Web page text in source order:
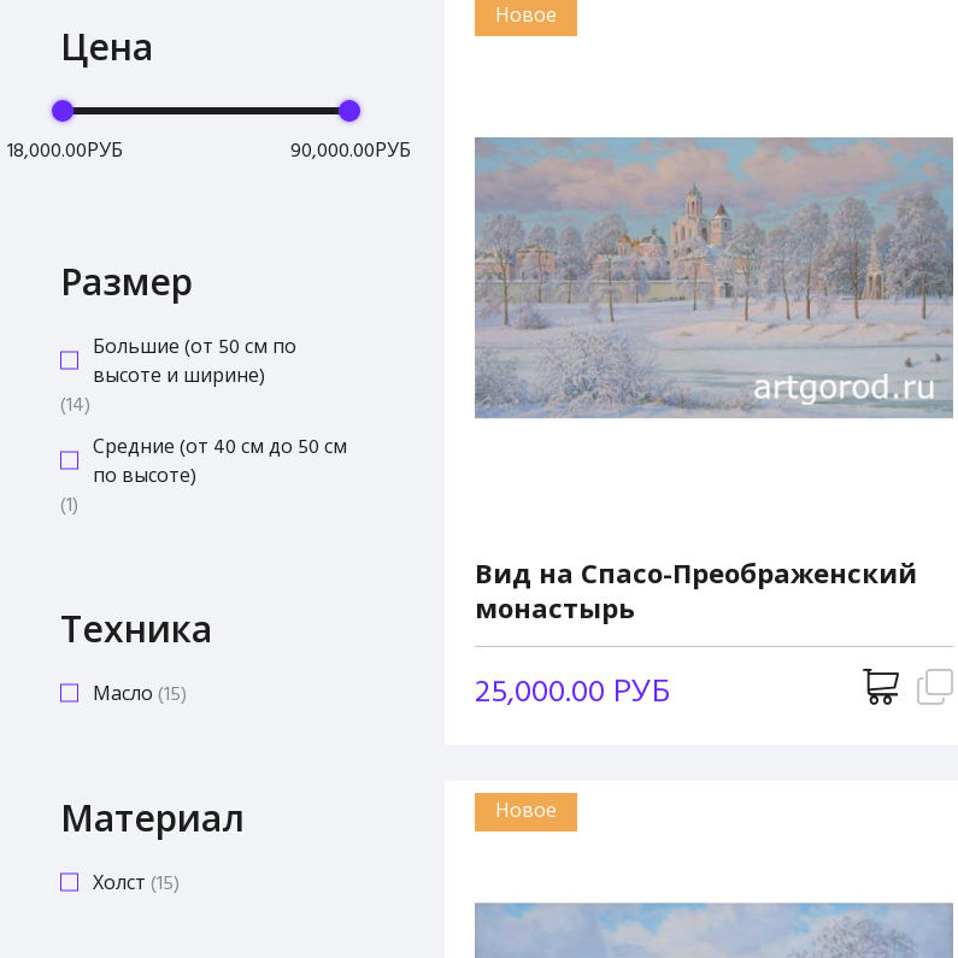
Новое
Вид на Спасо-Преображенский
монастырь
25,000.00 РУБ
Новое
Цена
18,000.00РУБ 90,000.00РУБ
Размер
Большие (от 50 см по
высоте и ширине)
14
Средние (от 40 см до 50 см
по высоте)
1
Техника
Масло 15
Материал
Холст 15